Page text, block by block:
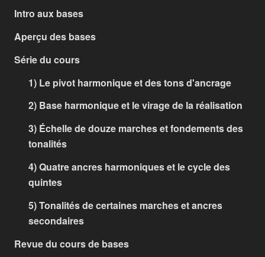
Intro aux bases
Aperçu des bases
Série du cours
1) Le pivot harmonique et des tons d'ancrage
2) Base harmonique et le virage de la réalisation
3) Échelle de douze marches et fondements des
tonalités
4) Quatre ancres harmoniques et le cycle des
quintes
5) Tonalités de certaines marches et ancres
secondaires
Revue du cours de bases